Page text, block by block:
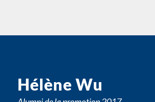
Hélène Wu